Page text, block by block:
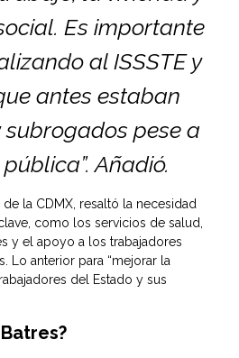
Es importante
al ISSSTE y
antes estaban
pese a
Añadió.
la CDMX, resaltó la necesidad
como los servicios de salud,
y el apoyo a los trabajadores
Lo anterior para “mejorar la
del Estado y sus